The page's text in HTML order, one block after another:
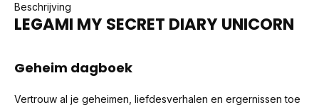
Beschrijving
LEGAMI MY SECRET DIARY UNICORN
Geheim dagboek
Vertrouw al je geheimen, liefdesverhalen en ergernissen toe